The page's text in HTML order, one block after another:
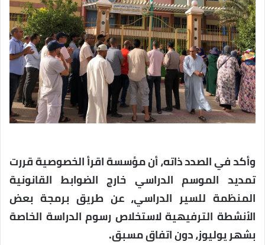
وأكد في الصدد ذاته، أن مؤسسة اقرأ الخصوصية قررت
تمديد الموسم الدراسي خارج الضوابط القانونية
المنظمة للسير الدراسي، عن طريق برمجة بعض
الأنشطة الترفيهية لاستخلاص رسوم الدراسة الخاصة
بشهر يوليوز، دون اتفاق مسبق.